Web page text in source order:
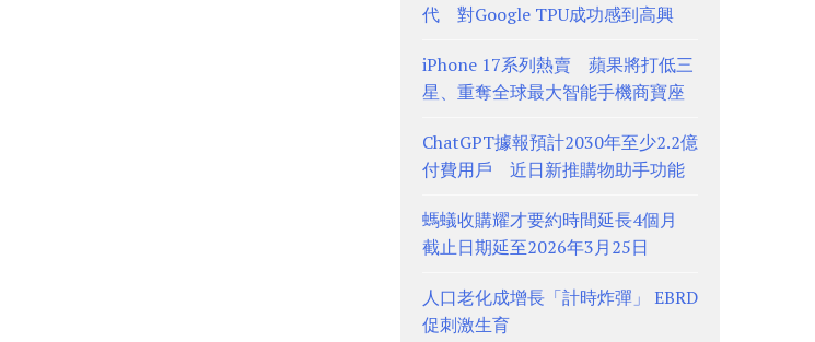
代 對Google TPU成功感到高興
iPhone 17系列熱賣 蘋果將打低三
星、重奪全球最大智能手機商寶座
ChatGPT據報預計2030年至少2.2億
付費用戶 近日新推購物助手功能
螞蟻收購耀才要約時間延長4個月
截止日期延至2026年3月25日
人口老化成增長「計時炸彈」 EBRD
促刺激生育